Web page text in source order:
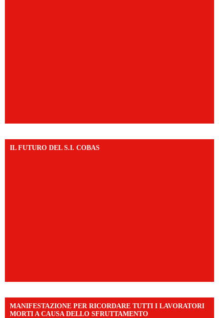
IL FUTURO DEL S.I. COBAS
MANIFESTAZIONE PER RICORDARE TUTTI I LAVORATORI
MORTI A CAUSA DELLO SFRUTTAMENTO